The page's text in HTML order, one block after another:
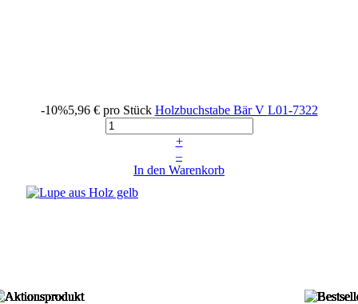
-10%5,96 € pro Stück Holzbuchstabe Bär V L01-7322
+
–
In den Warenkorb